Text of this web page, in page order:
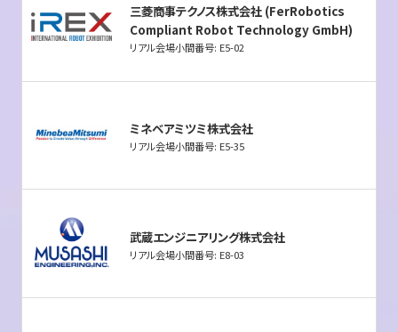
三菱商事テクノス株式会社 (FerRobotics
Compliant Robot Technology GmbH)
リアル会場小間番号: E5-02
ミネベアミツミ株式会社
リアル会場小間番号: E5-35
武蔵エンジニアリング株式会社
リアル会場小間番号: E8-03